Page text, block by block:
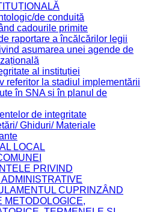
de conduită
cadourile primite
raportare a încălcărilor legii
asumarea unei agende de
al instituției
referitor la stadiul implementării
în SNA și în planul de
de integritate
Ghiduri/ Materiale
LOCAL
PRIVIND
CUPRINZÂND
METODOLOGICE,